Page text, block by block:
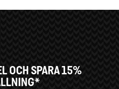
OCH SPARA 15%